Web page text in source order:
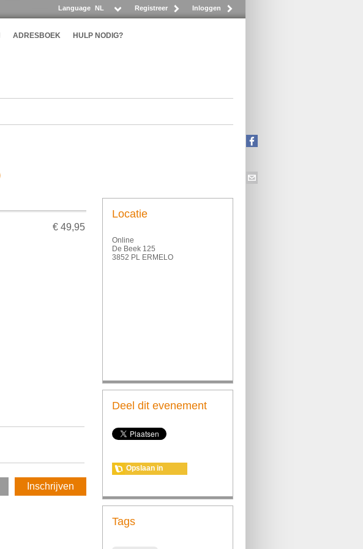
Registreer Inloggen
Language NL
ADRESBOEK HULP NODIG?
€ 49,95
Inschrijven
Locatie
Online
De Beek 125
3852 PL ERMELO
Deel dit evenement
Opslaan in
Tags